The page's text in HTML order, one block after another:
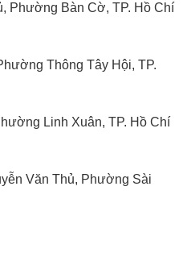
Phường Bàn Cờ, TP. Hồ Chí
Thông Tây Hội, TP.
Linh Xuân, TP. Hồ Chí
Văn Thủ, Phường Sài